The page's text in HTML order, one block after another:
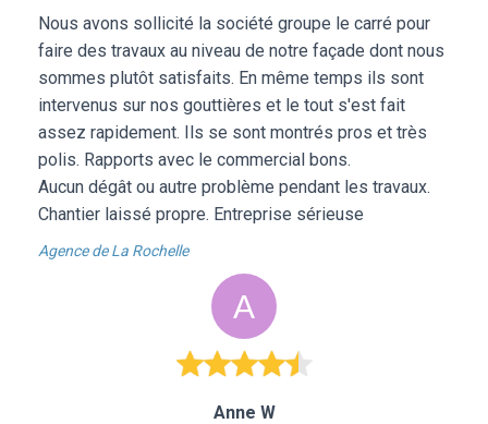
Nous avons sollicité la société groupe le carré pour
faire des travaux au niveau de notre façade dont nous
sommes plutôt satisfaits. En même temps ils sont
intervenus sur nos gouttières et le tout s'est fait
assez rapidement. Ils se sont montrés pros et très
polis. Rapports avec le commercial bons.
Aucun dégât ou autre problème pendant les travaux.
Chantier laissé propre. Entreprise sérieuse
Agence de La Rochelle
Anne W